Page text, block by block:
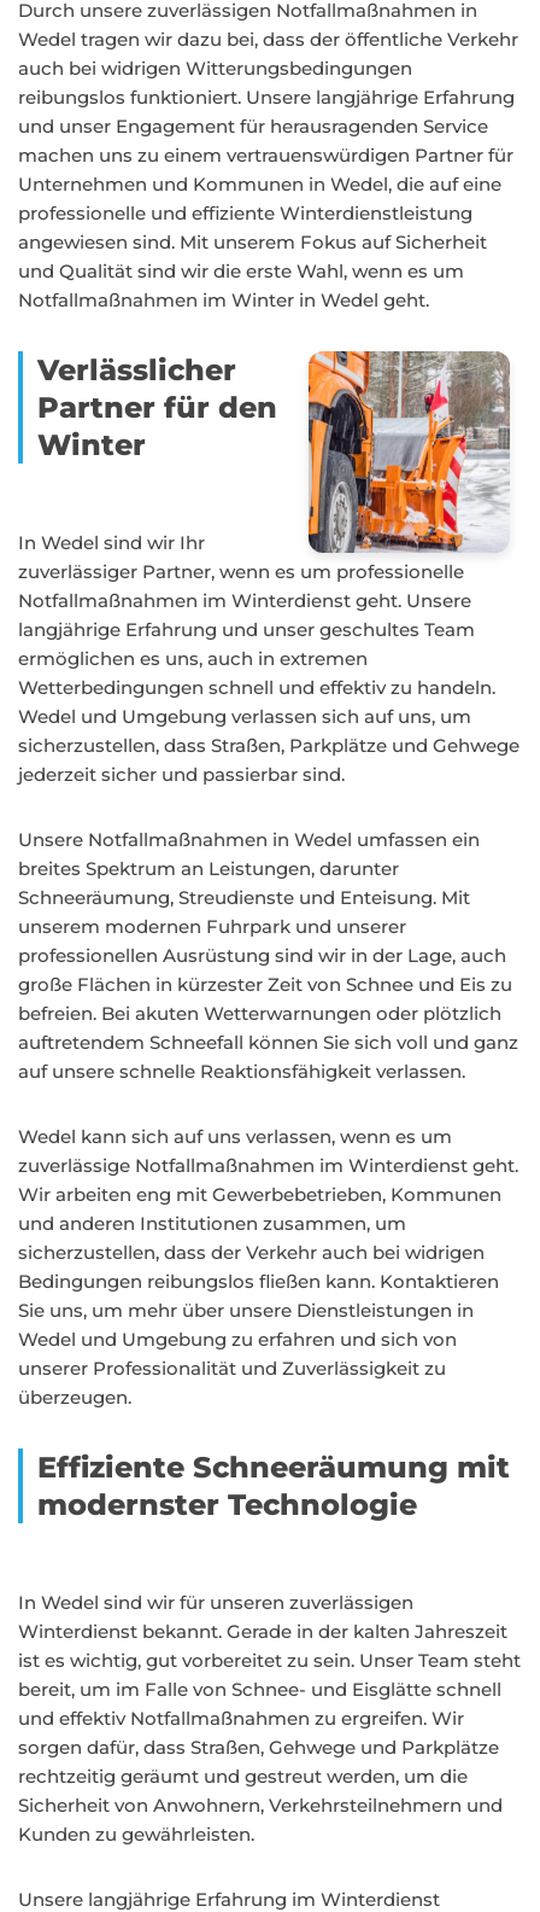
Durch unsere zuverlässigen Notfallmaßnahmen in
Wedel tragen wir dazu bei, dass der öffentliche Verkehr
auch bei widrigen Witterungsbedingungen
reibungslos funktioniert. Unsere langjährige Erfahrung
und unser Engagement für herausragenden Service
machen uns zu einem vertrauenswürdigen Partner für
Unternehmen und Kommunen in Wedel, die auf eine
professionelle und effiziente Winterdienstleistung
angewiesen sind. Mit unserem Fokus auf Sicherheit
und Qualität sind wir die erste Wahl, wenn es um
Notfallmaßnahmen im Winter in Wedel geht.
Verlässlicher
Partner für den
Winter
In Wedel sind wir Ihr
zuverlässiger Partner, wenn es um professionelle
Notfallmaßnahmen im Winterdienst geht. Unsere
langjährige Erfahrung und unser geschultes Team
ermöglichen es uns, auch in extremen
Wetterbedingungen schnell und effektiv zu handeln.
Wedel und Umgebung verlassen sich auf uns, um
sicherzustellen, dass Straßen, Parkplätze und Gehwege
jederzeit sicher und passierbar sind.
Unsere Notfallmaßnahmen in Wedel umfassen ein
breites Spektrum an Leistungen, darunter
Schneeräumung, Streudienste und Enteisung. Mit
unserem modernen Fuhrpark und unserer
professionellen Ausrüstung sind wir in der Lage, auch
große Flächen in kürzester Zeit von Schnee und Eis zu
befreien. Bei akuten Wetterwarnungen oder plötzlich
auftretendem Schneefall können Sie sich voll und ganz
auf unsere schnelle Reaktionsfähigkeit verlassen.
Wedel kann sich auf uns verlassen, wenn es um
zuverlässige Notfallmaßnahmen im Winterdienst geht.
Wir arbeiten eng mit Gewerbebetrieben, Kommunen
und anderen Institutionen zusammen, um
sicherzustellen, dass der Verkehr auch bei widrigen
Bedingungen reibungslos fließen kann. Kontaktieren
Sie uns, um mehr über unsere Dienstleistungen in
Wedel und Umgebung zu erfahren und sich von
unserer Professionalität und Zuverlässigkeit zu
überzeugen.
Effiziente Schneeräumung mit
modernster Technologie
In Wedel sind wir für unseren zuverlässigen
Winterdienst bekannt. Gerade in der kalten Jahreszeit
ist es wichtig, gut vorbereitet zu sein. Unser Team steht
bereit, um im Falle von Schnee- und Eisglätte schnell
und effektiv Notfallmaßnahmen zu ergreifen. Wir
sorgen dafür, dass Straßen, Gehwege und Parkplätze
rechtzeitig geräumt und gestreut werden, um die
Sicherheit von Anwohnern, Verkehrsteilnehmern und
Kunden zu gewährleisten.
Unsere langjährige Erfahrung im Winterdienst